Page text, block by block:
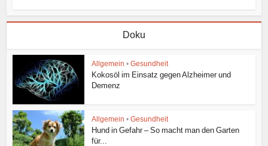
Doku
Allgemein • Gesundheit
Kokosöl im Einsatz gegen Alzheimer und
Demenz
Allgemein • Gesundheit
Hund in Gefahr – So macht man den Garten
für...